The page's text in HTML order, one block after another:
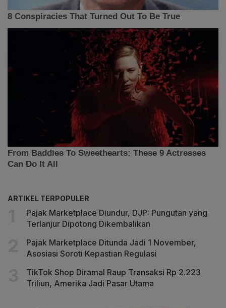
ARTIKEL TERPOPULER
Pajak Marketplace Diundur, DJP: Pungutan yang
Terlanjur Dipotong Dikembalikan
Pajak Marketplace Ditunda Jadi 1 November,
Asosiasi Soroti Kepastian Regulasi
TikTok Shop Diramal Raup Transaksi Rp 2.223
Triliun, Amerika Jadi Pasar Utama